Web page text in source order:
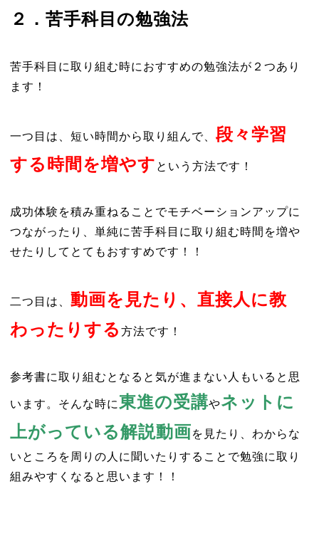
２．苦手科目の勉強法
苦手科目に取り組む時におすすめの勉強法が２つあり
ます！
一つ目は、短い時間から取り組んで、 段々学習
する時間を増やす という方法です！
成功体験を積み重ねることでモチベーションアップに
つながったり、単純に苦手科目に取り組む時間を増や
せたりしてとてもおすすめです！！
二つ目は、 動画を見たり、直接人に教
わったりする 方法です！
参考書に取り組むとなると気が進まない人もいると思
います。そんな時に 東進の受講やネットに
上がっている解説動画を見たり、わからな
いところを周りの人に聞いたりすることで勉強に取り
組みやすくなると思います！！